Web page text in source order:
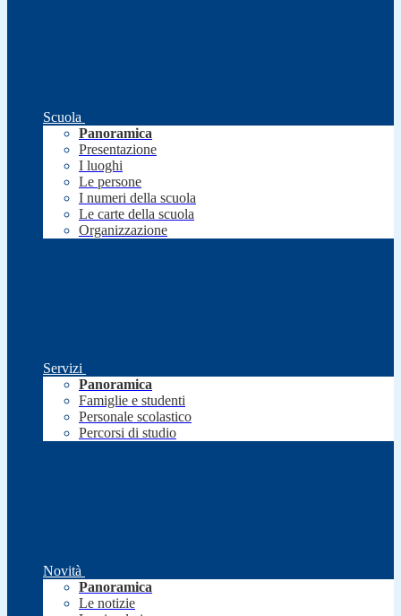
Scuola
Panoramica
Presentazione
I luoghi
Le persone
I numeri della scuola
Le carte della scuola
Organizzazione
Servizi
Panoramica
Famiglie e studenti
Personale scolastico
Percorsi di studio
Novità
Panoramica
Le notizie